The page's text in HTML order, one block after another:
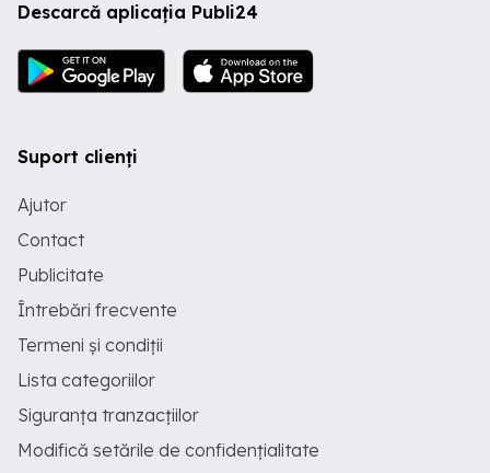
Descarcă aplicația Publi24
Suport clienți
Ajutor
Contact
Publicitate
Întrebări frecvente
Termeni și condiții
Lista categoriilor
Siguranța tranzacțiilor
Modifică setările de confidențialitate